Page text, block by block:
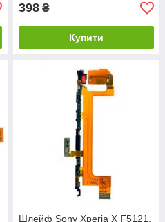
398 ₴
Купити
Шлейф Sony Xperia X F5121,